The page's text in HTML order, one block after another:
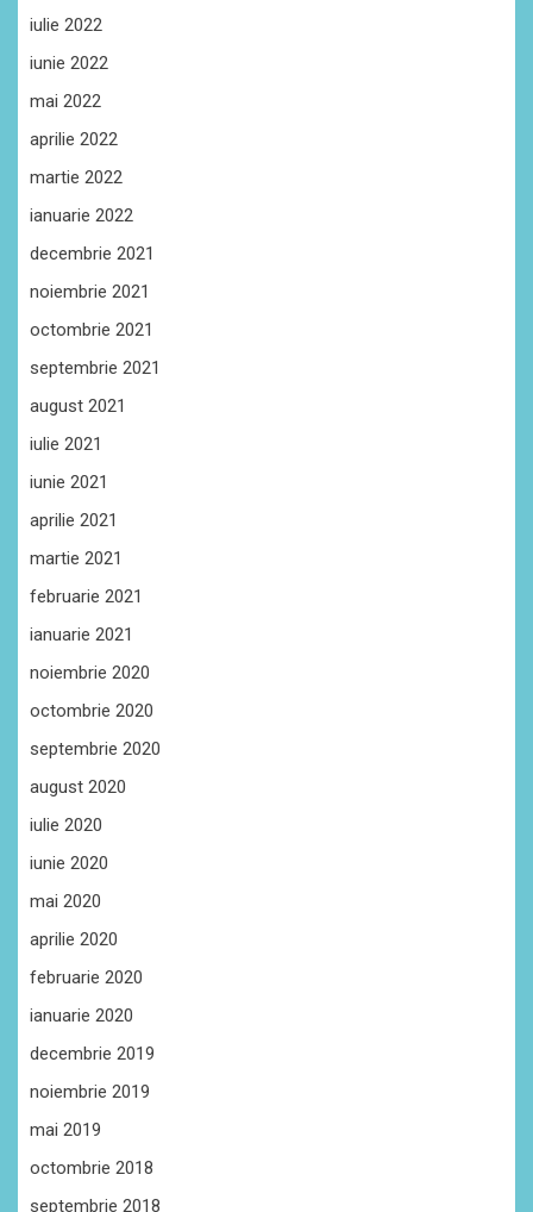
iulie 2022
iunie 2022
mai 2022
aprilie 2022
martie 2022
ianuarie 2022
decembrie 2021
noiembrie 2021
octombrie 2021
septembrie 2021
august 2021
iulie 2021
iunie 2021
aprilie 2021
martie 2021
februarie 2021
ianuarie 2021
noiembrie 2020
octombrie 2020
septembrie 2020
august 2020
iulie 2020
iunie 2020
mai 2020
aprilie 2020
februarie 2020
ianuarie 2020
decembrie 2019
noiembrie 2019
mai 2019
octombrie 2018
septembrie 2018